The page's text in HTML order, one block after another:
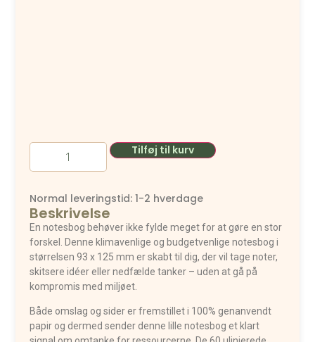
Tilføj til kurv
Normal leveringstid: 1-2 hverdage
Beskrivelse
En notesbog behøver ikke fylde meget for at gøre en stor
forskel. Denne klimavenlige og budgetvenlige notesbog i
størrelsen 93 x 125 mm er skabt til dig, der vil tage noter,
skitsere idéer eller nedfælde tanker – uden at gå på
kompromis med miljøet.
Både omslag og sider er fremstillet i 100% genanvendt
papir og dermed sender denne lille notesbog et klart